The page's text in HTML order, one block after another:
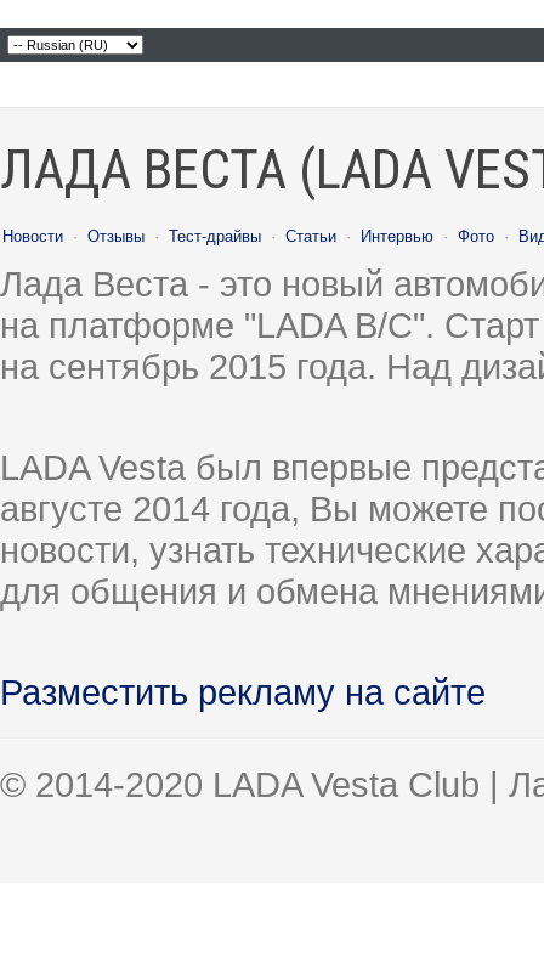
ЛАДА ВЕСТА (LADA
Новости · Отзывы · Тест-драйвы · Статьи · Интервью · Фото ·
Лада Веста - это новый
на платформе "LADA B/C".
на сентябрь 2015 года. Над
LADA Vesta был впервые
августе 2014 года, Вы можете
новости, узнать технические
для общения и обмена
Разместить рекламу на сайте
© 2014-2020 LADA Vesta Club |